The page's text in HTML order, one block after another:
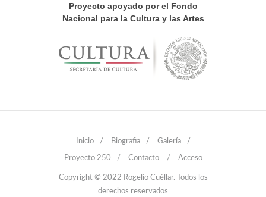
Proyecto apoyado por el Fondo
Nacional para la Cultura y las Artes
Inicio / Biografia / Galería /
Proyecto 250 / Contacto / Acceso
Copyright © 2022 Rogelio Cuéllar. Todos los
derechos reservados